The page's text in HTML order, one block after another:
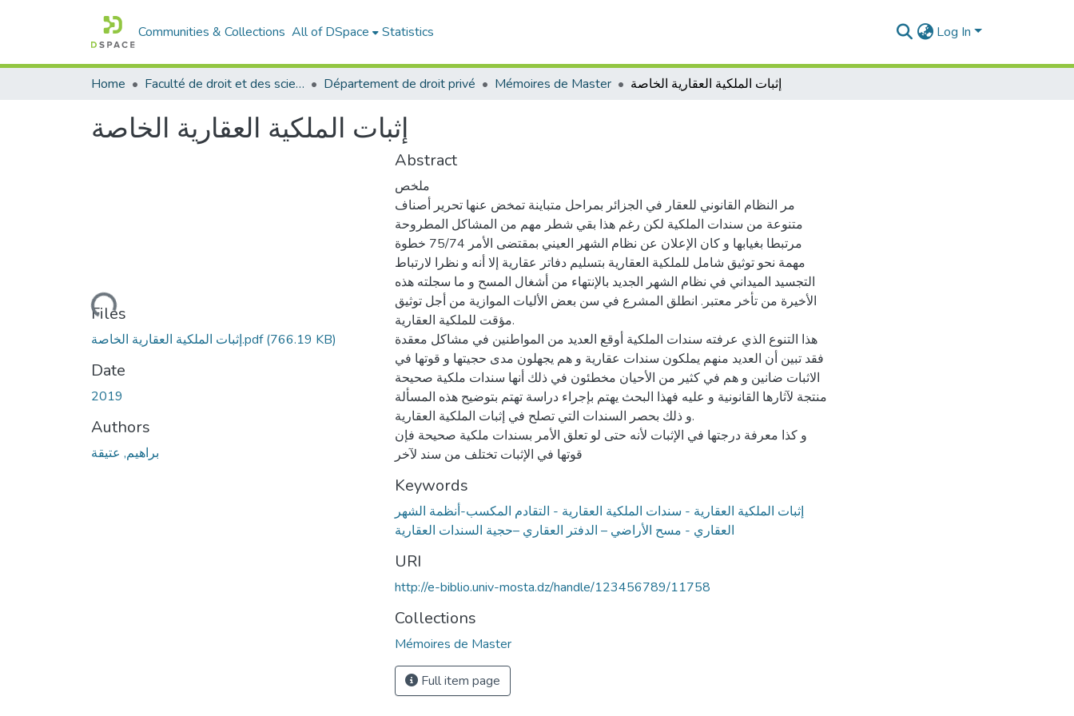
Communities & Collections All of DSpace Statistics Log In
Home Faculté de droit et des sciences politiques Département de droit privé Mémoires de Master إثبات الملكية العقارية الخاصة
إثبات الملكية العقارية الخاصة
Loading...
Files
إثبات الملكية العقارية الخاصة.pdf(766.19 KB)
Date
2019
Authors
براهيم, عتيقة
Abstract
ملخص
مر النظام القانوني للعقار في الجزائر بمراحل متباينة تمخض عنها تحرير أصناف
متنوعة من سندات الملكية لكن رغم هذا بقي شطر مهم من المشاكل المطروحة
مرتبطا بغيابها و كان الإعلان عن نظام الشهر العيني بمقتضى الأمر 75/74 خطوة
مهمة نحو توثيق شامل للملكية العقارية بتسليم دفاتر عقارية إلا أنه و نظرا لارتباط
التجسيد الميداني في نظام الشهر الجديد بالإنتهاء من أشغال المسح و ما سجلته هذه
الأخيرة من تأخر معتبر. انطلق المشرع في سن بعض الأليات الموازية من أجل توثيق
مؤقت للملكية العقارية.
هذا التنوع الذي عرفته سندات الملكية أوقع العديد من المواطنين في مشاكل معقدة
فقد تبين أن العديد منهم يملكون سندات عقارية و هم يجهلون مدى حجيتها و قوتها في
الاثبات ضانين و هم في كثير من الأحيان مخطئون في ذلك أنها سندات ملكية صحيحة
منتجة لآثارها القانونية و عليه فهذا البحث يهتم بإجراء دراسة تهتم بتوضيح هذه المسألة
و ذلك بحصر السندات التي تصلح في إثبات الملكية العقارية.
و كذا معرفة درجتها في الإثبات لأنه حتى لو تعلق الأمر بسندات ملكية صحيحة فإن
قوتها في الإثبات تختلف من سند لآخر
Keywords
إثبات الملكية العقارية - سندات الملكية العقارية - التقادم المكسب-أنظمة الشهر
العقاري - مسح الأراضي – الدفتر العقاري –حجية السندات العقارية
URI
http://e-biblio.univ-mosta.dz/handle/123456789/11758
Collections
Mémoires de Master
Full item page